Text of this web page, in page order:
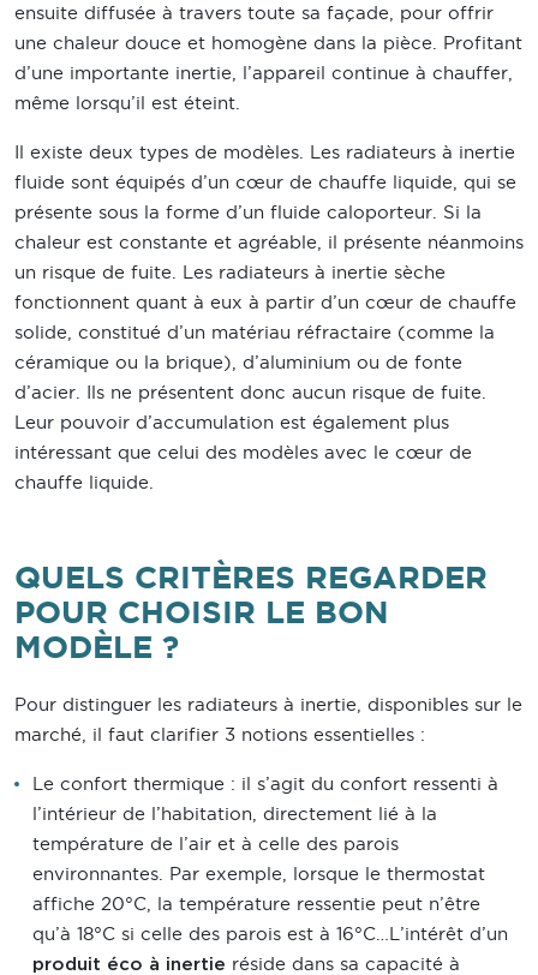
ensuite diffusée à travers toute sa façade, pour offrir
une chaleur douce et homogène dans la pièce. Profitant
d’une importante inertie, l’appareil continue à chauffer,
même lorsqu’il est éteint.
Il existe deux types de modèles. Les radiateurs à inertie
fluide sont équipés d’un cœur de chauffe liquide, qui se
présente sous la forme d’un fluide caloporteur. Si la
chaleur est constante et agréable, il présente néanmoins
un risque de fuite. Les radiateurs à inertie sèche
fonctionnent quant à eux à partir d’un cœur de chauffe
solide, constitué d’un matériau réfractaire (comme la
céramique ou la brique), d’aluminium ou de fonte
d’acier. Ils ne présentent donc aucun risque de fuite.
Leur pouvoir d’accumulation est également plus
intéressant que celui des modèles avec le cœur de
chauffe liquide.
QUELS CRITÈRES REGARDER
POUR CHOISIR LE BON
MODÈLE ?
Pour distinguer les radiateurs à inertie, disponibles sur le
marché, il faut clarifier 3 notions essentielles :
Le confort thermique : il s’agit du confort ressenti à
l’intérieur de l’habitation, directement lié à la
température de l’air et à celle des parois
environnantes. Par exemple, lorsque le thermostat
affiche 20°C, la température ressentie peut n’être
qu’à 18°C si celle des parois est à 16°C…L’intérêt d’un
produit éco à inertie réside dans sa capacité à